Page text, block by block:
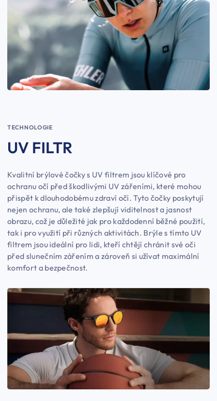
TECHNOLOGIE
UV FILTR
Kvalitní brýlové čočky s UV filtrem jsou klíčové pro
ochranu očí před škodlivými UV zářeními, které mohou
přispět k dlouhodobému zdraví očí. Tyto čočky poskytují
nejen ochranu, ale také zlepšují viditelnost a jasnost
obrazu, což je důležité jak pro každodenní běžné použití,
tak i pro využití při různých aktivitách. Brýle s tímto UV
filtrem jsou ideální pro lidi, kteří chtějí chránit své oči
před slunečním zářením a zároveň si užívat maximální
komfort a bezpečnost.